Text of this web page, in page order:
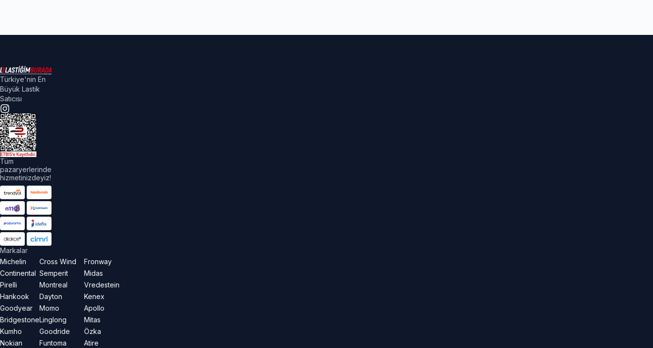
Türkiye'nin En
Büyük Lastik
Satıcısı
Tüm
pazaryerlerinde
hizmetinizdeyiz!
Markalar
Michelin
Continental
Pirelli
Hankook
Goodyear
Bridgestone
Kumho
Nokian
Cross Wind
Semperit
Montreal
Dayton
Momo
Linglong
Goodride
Funtoma
Fronway
Midas
Vredestein
Kenex
Apollo
Mitas
Özka
Atire